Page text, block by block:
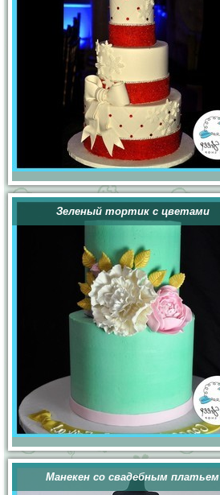
Зеленый тортик с цветами
Манекен со свадебным платьем